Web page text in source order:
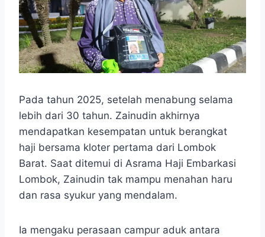
Pada tahun 2025, setelah menabung selama
lebih dari 30 tahun. Zainudin akhirnya
mendapatkan kesempatan untuk berangkat
haji bersama kloter pertama dari Lombok
Barat. Saat ditemui di Asrama Haji Embarkasi
Lombok, Zainudin tak mampu menahan haru
dan rasa syukur yang mendalam.
Ia mengaku perasaan campur aduk antara